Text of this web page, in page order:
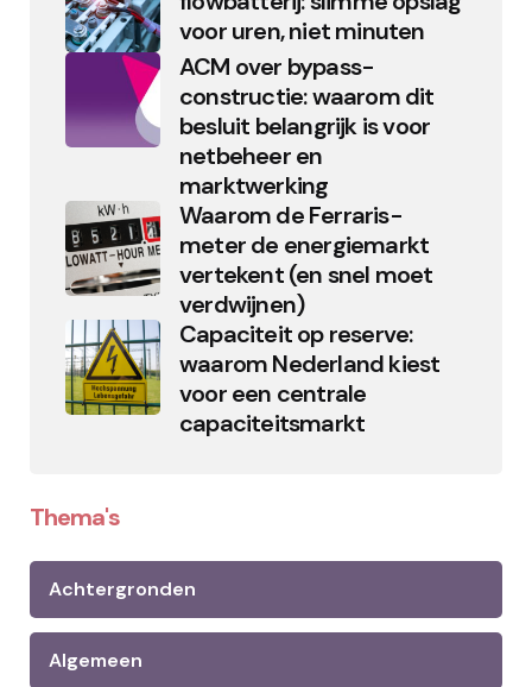
voor uren, niet minuten
ACM over bypass-
constructie: waarom dit
besluit belangrijk is voor
netbeheer en
marktwerking
Waarom de Ferraris-
meter de energiemarkt
vertekent (en snel moet
verdwijnen)
Capaciteit op reserve:
waarom Nederland kiest
voor een centrale
capaciteitsmarkt
Thema's
Achtergronden
Algemeen